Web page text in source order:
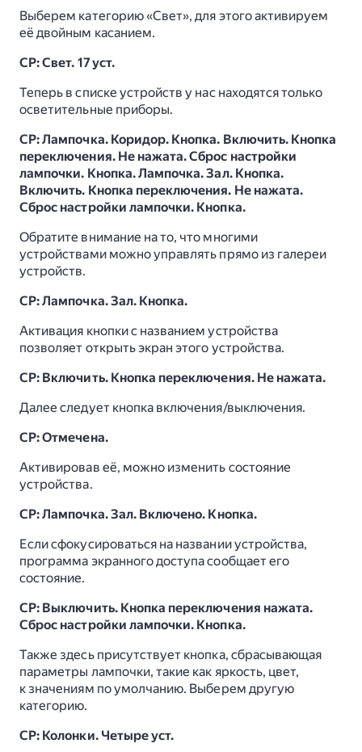
Выберем категорию «Свет», для этого активируем
её двойным касанием.
СР: Свет. 17 уст.
Теперь в списке устройств у нас находятся только
осветительные приборы.
СР: Лампочка. Коридор. Кнопка. Включить. Кнопка
переключения. Не нажата. Сброс настройки
лампочки. Кнопка. Лампочка. Зал. Кнопка.
Включить. Кнопка переключения. Не нажата.
Сброс настройки лампочки. Кнопка.
Обратите внимание на то, что многими
устройствами можно управлять прямо из галереи
устройств.
СР: Лампочка. Зал. Кнопка.
Активация кнопки с названием устройства
позволяет открыть экран этого устройства.
СР: Включить. Кнопка переключения. Не нажата.
Далее следует кнопка включения/выключения.
СР: Отмечена.
Активировав её, можно изменить состояние
устройства.
СР: Лампочка. Зал. Включено. Кнопка.
Если сфокусироваться на названии устройства,
программа экранного доступа сообщает его
состояние.
СР: Выключить. Кнопка переключения нажата.
Сброс настройки лампочки. Кнопка.
Также здесь присутствует кнопка, сбрасывающая
параметры лампочки, такие как яркость, цвет,
к значениям по умолчанию. Выберем другую
категорию.
СР: Колонки. Четыре уст.